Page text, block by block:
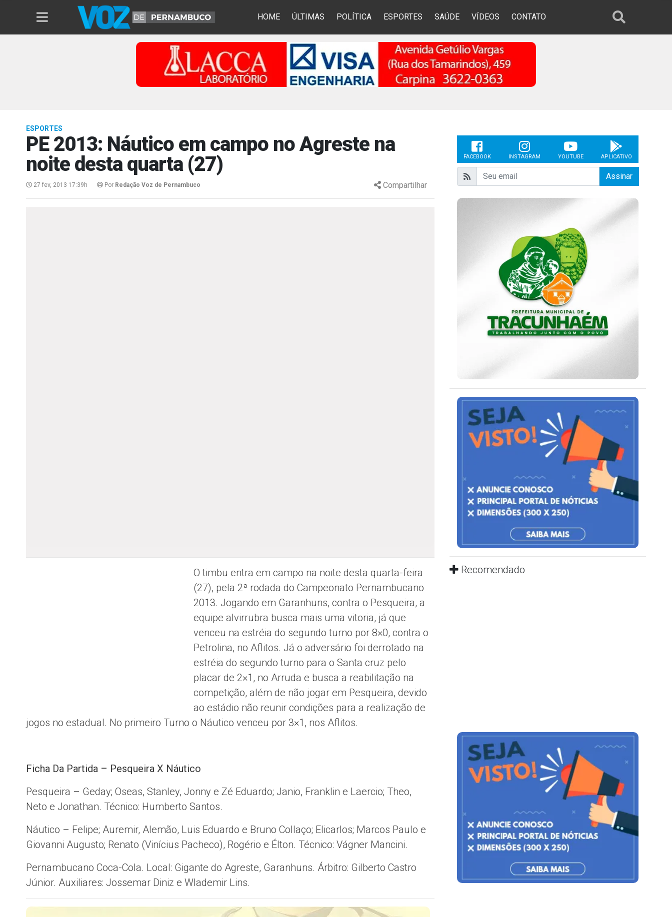
HOME ÚLTIMAS POLÍTICA ESPORTES SAÚDE VÍDEOS CONTATO
ESPORTES
PE 2013: Náutico em campo no Agreste na
noite desta quarta (27)
27 fev, 2013 17:39h Por Redação Voz de Pernambuco Compartilhar
O timbu entra em campo na noite desta quarta-feira
(27), pela 2ª rodada do Campeonato Pernambucano
2013. Jogando em Garanhuns, contra o Pesqueira, a
equipe alvirrubra busca mais uma vitoria, já que
venceu na estréia do segundo turno por 8×0, contra o
Petrolina, no Aflitos. Já o adversário foi derrotado na
estréia do segundo turno para o Santa cruz pelo
placar de 2×1, no Arruda e busca a reabilitação na
competição, além de não jogar em Pesqueira, devido
ao estádio não reunir condições para a realização de
jogos no estadual. No primeiro Turno o Náutico venceu por 3×1, nos Aflitos.
Ficha Da Partida – Pesqueira X Náutico
Pesqueira – Geday; Oseas, Stanley, Jonny e Zé Eduardo; Janio, Franklin e Laercio; Theo,
Neto e Jonathan. Técnico: Humberto Santos.
Náutico – Felipe; Auremir, Alemão, Luis Eduardo e Bruno Collaço; Elicarlos; Marcos Paulo e
Giovanni Augusto; Renato (Vinícius Pacheco), Rogério e Élton. Técnico: Vágner Mancini.
Pernambucano Coca-Cola. Local: Gigante do Agreste, Garanhuns. Árbitro: Gilberto Castro
Júnior. Auxiliares: Jossemar Diniz e Wlademir Lins.
FACEBOOK INSTAGRAM YOUTUBE APLICATIVO
Assinar
Recomendado